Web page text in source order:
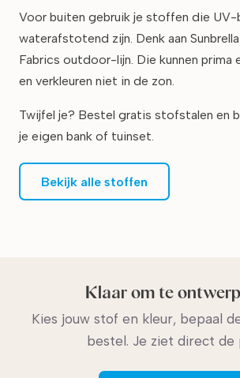
Voor buiten gebruik je stoffen die
waterafstotend zijn. Denk aan
Fabrics outdoor-lijn. Die kunnen prima
en verkleuren niet in de zon.
Twijfel je? Bestel gratis stofstalen en
je eigen bank of tuinset.
Bekijk alle stoffen
Klaar om te
Kies jouw stof en kleur, bepaal
bestel. Je ziet direct de